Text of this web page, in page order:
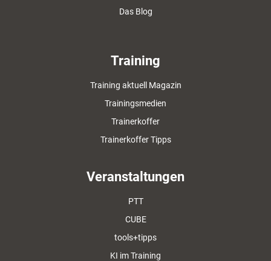
Das Blog
Training
Training aktuell Magazin
Trainingsmedien
Trainerkoffer
Trainerkoffer Tipps
Veranstaltungen
PTT
CUBE
tools+tipps
KI im Training